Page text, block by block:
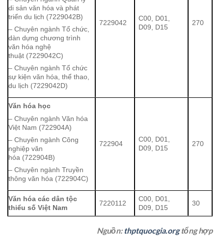
di sản văn hóa và phát
triển du lịch (7229042B)
– Chuyên ngành Tổ chức,
dàn dựng chương trình
văn hóa nghệ
thuật (7229042C)
– Chuyên ngành Tổ chức
sự kiện văn hóa, thể thao,
du lịch (7229042D)
7229042
C00, D01,
D09, D15
270
Văn hóa học
– Chuyên ngành Văn hóa
Việt Nam (722904A)
– Chuyên ngành Công
nghiệp văn
hóa (722904B)
– Chuyên ngành Truyền
thông văn hóa (722904C)
722904
C00, D01,
D09, D15
270
Văn hóa các dân tộc
thiểu số Việt Nam
7220112
C00, D01,
D09, D15
30
Nguồn: thptquocgia.orgtổng hợp